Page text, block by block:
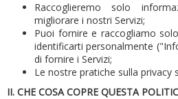
Raccoglieremo solo
migliorare i nostri Servizi;
Puoi fornire e raccogliamo
identificarti personalmente
di fornire i Servizi;
Le nostre pratiche sulla privacy
II. CHE COSA COPRE QUESTA